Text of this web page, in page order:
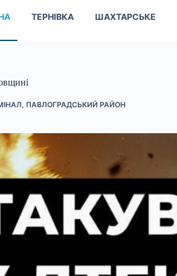
ТЕРНІВКА ШАХТАРСЬКЕ
, ПАВЛОГРАДСЬКИЙ РАЙОН